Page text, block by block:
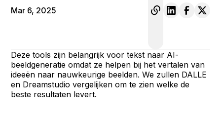
Mar 6, 2025
Deze tools zijn belangrijk voor tekst naar AI-
beeldgeneratie omdat ze helpen bij het vertalen van
ideeën naar nauwkeurige beelden. We zullen DALLE
en Dreamstudio vergelijken om te zien welke de
beste resultaten levert.